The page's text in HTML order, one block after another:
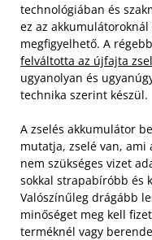
technológiában és
ez az
megfigyelhető. A
felváltotta az újfajta
ugyanolyan és
technika szerint készül.
A zselés akkumulátor
mutatja, zselé van, ami
nem szükséges vizet
sokkal strapabíróbb és
Valószínűleg drágább
minőséget meg kell
terméknél vagy